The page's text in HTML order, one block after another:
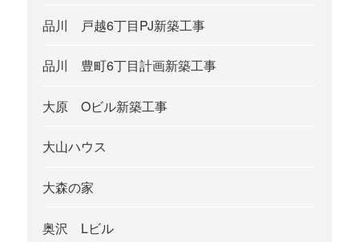
品川 戸越6丁目PJ新築工事
品川 豊町6丁目計画新築工事
大原 Oビル新築工事
大山ハウス
大森の家
奥沢 Lビル